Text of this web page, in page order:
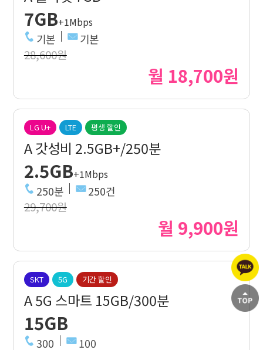
7GB+1Mbps
기본 기본
28,600원
월 18,700원
LG U+ LTE 평생 할인
A 갓성비 2.5GB+/250분
2.5GB+1Mbps
250분 250건
29,700원
월 9,900원
SKT 5G 기간 할인
A 5G 스마트 15GB/300분
15GB
300 100